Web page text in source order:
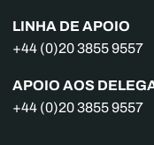
LINHA DE APOIO
+44 (0)20 3855 9557
APOIO AOS
+44 (0)20 3855 9557